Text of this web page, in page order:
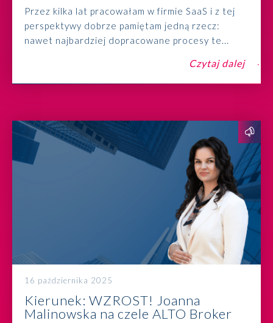
Przez kilka lat pracowałam w firmie SaaS i z tej
perspektywy dobrze pamiętam jedną rzecz:
nawet najbardziej dopracowane procesy te...
Czytaj dalej
16 października 2025
Kierunek: WZROST! Joanna
Malinowska na czele ALTO Broker